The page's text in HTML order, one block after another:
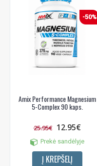
-50%
Amix Performance Magnesium
5-Complex 90 kaps.
25.95€ 12.95€
Prekė sandėlyje
Į KREPŠELĮ